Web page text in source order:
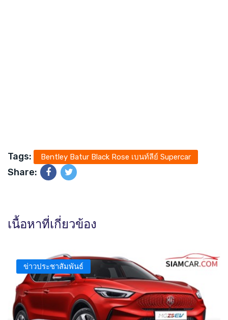
Tags: Bentley Batur Black Rose เบนท์ลีย์ Supercar
Share:
เนื้อหาที่เกี่ยวข้อง
ข่าวประชาสัมพันธ์